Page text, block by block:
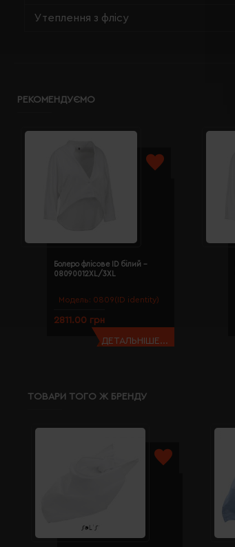
Утеплення з флісу
РЕКОМЕНДУЄМО
Модель: 0809(ID identity)
Болеро флісове ID білий -
08090012XL/3XL
2811.00 грн
ДЕТАЛЬНІШЕ...
ТОВАРИ ТОГО Ж БРЕНДУ